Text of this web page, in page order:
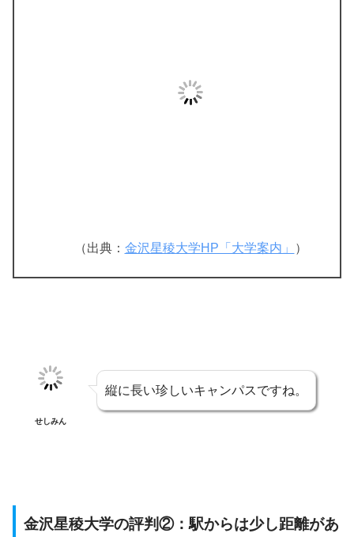
（出典： 金沢星稜大学HP「大学案内」 ）
せしみん
縦に長い珍しいキャンパスですね。
金沢星稜大学の評判②：駅からは少し距離があ